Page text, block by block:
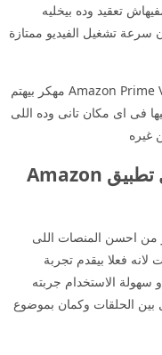
تعقيد وده بيخليه
سرعة تشغيل الفيديو ممتازة
ومن المميزات الجميلة كمان ان تطبيق Amazon Prime Video مهكر بيهتم
فى اى مكان تانى وده اللى
غيره
شرح رأيي الشخصي عن تنزيل تطبيق Amazon
من احسن المنصات اللى
لانه فعلا بيقدم تجربة
الاستخدام جربته
بين الحلقات وكمان بموضوع